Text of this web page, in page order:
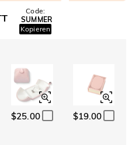
Code:
SUMMER
Kopieren
$25.00 $19.00